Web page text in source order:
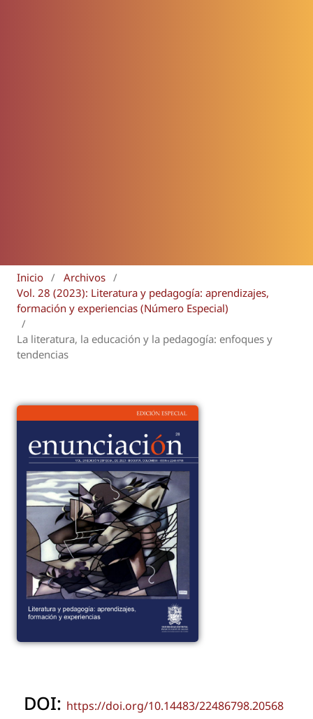
Inicio / Archivos /
Vol. 28 (2023): Literatura y pedagogía: aprendizajes,
formación y experiencias (Número Especial)
/
La literatura, la educación y la pedagogía: enfoques y
tendencias
DOI: https://doi.org/10.14483/22486798.20568